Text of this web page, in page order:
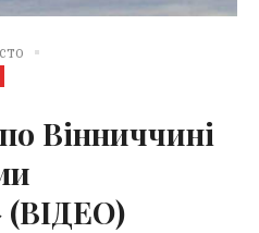
Вінниччині